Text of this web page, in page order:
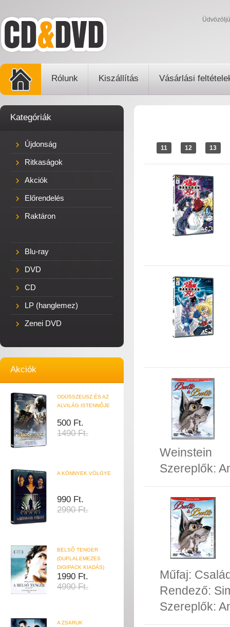
Rólunk Kiszállítás Vásárlási
Kategóriák
Újdonság
Ritkaságok
Akciók
Előrendelés
Raktáron
Blu-ray
DVD
CD
LP (hanglemez)
Zenei DVD
Akciók
ODÜSSZEUSZ ÉS AZ
ALVILÁG ISTENNŐJE
500 Ft.
1490 Ft.
A KÖNNYEK VÖLGYE
990 Ft.
2990 Ft.
BELSŐ TENGER
(DUPLALEMEZES
DIGIPACK KIADÁS)
1990 Ft.
4990 Ft.
A ZSARUK
11 12 13
Weinstein
Szereplők:
Műfaj:
Rendező:
Szereplők: